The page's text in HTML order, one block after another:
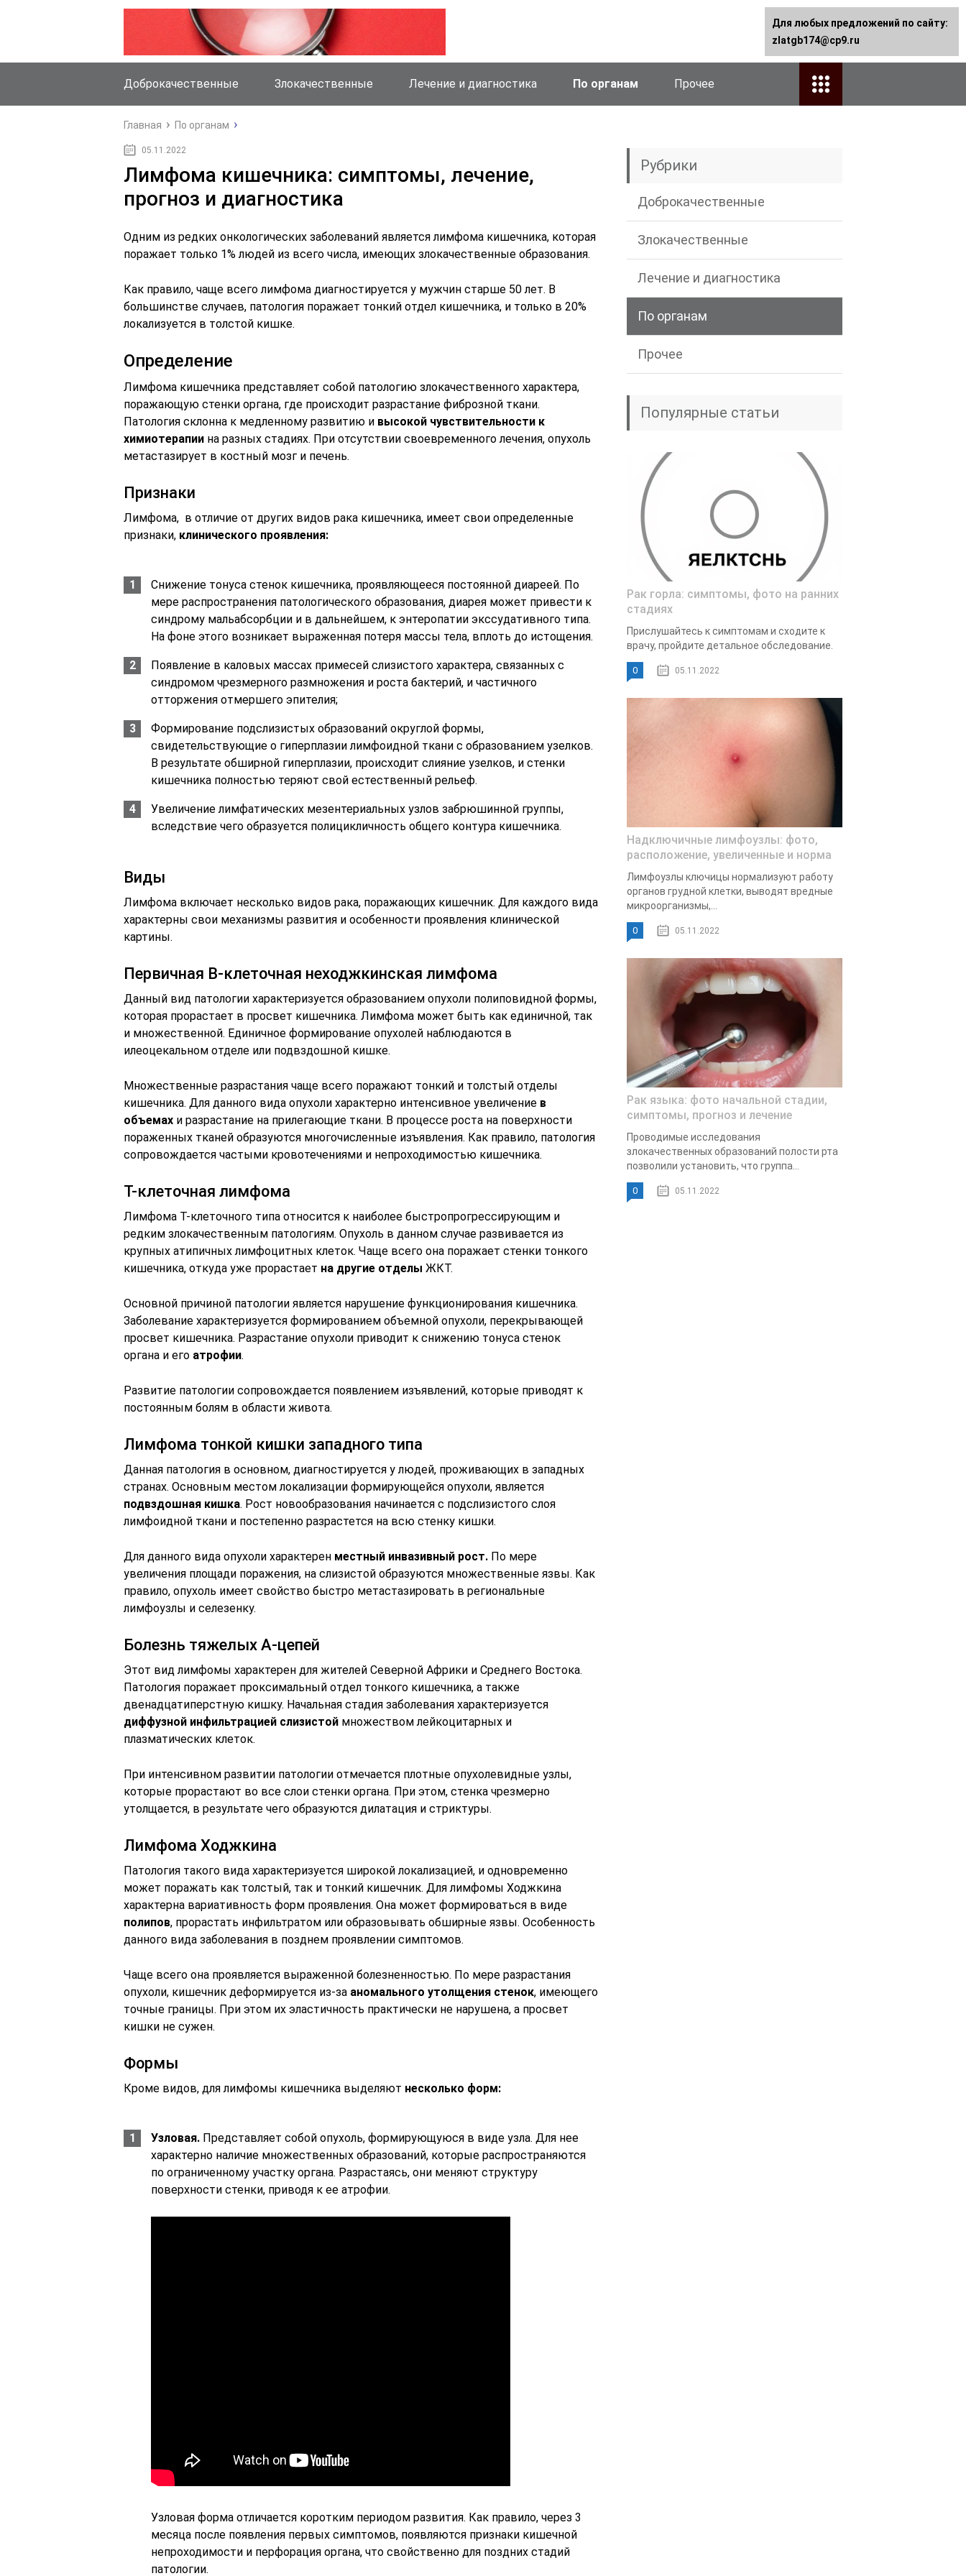
Доброкачественные Злокачественные Лечение и диагностика По органам Прочее
Главная По органам
05.11.2022
Лимфома кишечника: симптомы, лечение,
прогноз и диагностика
Одним из редких онкологических заболеваний является лимфома кишечника, которая
поражает только 1% людей из всего числа, имеющих злокачественные образования.
Как правило, чаще всего лимфома диагностируется у мужчин старше 50 лет. В
большинстве случаев, патология поражает тонкий отдел кишечника, и только в 20%
локализуется в толстой кишке.
Определение
Лимфома кишечника представляет собой патологию злокачественного характера,
поражающую стенки органа, где происходит разрастание фиброзной ткани.
Патология склонна к медленному развитию и высокой чувствительности к
химиотерапии на разных стадиях. При отсутствии своевременного лечения, опухоль
метастазирует в костный мозг и печень.
Признаки
Лимфома, в отличие от других видов рака кишечника, имеет свои определенные
признаки, клинического проявления:
Снижение тонуса стенок кишечника, проявляющееся постоянной диареей. По
мере распространения патологического образования, диарея может привести к
синдрому мальабсорбции и в дальнейшем, к энтеропатии экссудативного типа.
На фоне этого возникает выраженная потеря массы тела, вплоть до истощения.
Появление в каловых массах примесей слизистого характера, связанных с
синдромом чрезмерного размножения и роста бактерий, и частичного
отторжения отмершего эпителия;
Формирование подслизистых образований округлой формы,
свидетельствующие о гиперплазии лимфоидной ткани с образованием узелков.
В результате обширной гиперплазии, происходит слияние узелков, и стенки
кишечника полностью теряют свой естественный рельеф.
Увеличение лимфатических мезентериальных узлов забрюшинной группы,
вследствие чего образуется полицикличность общего контура кишечника.
Виды
Лимфома включает несколько видов рака, поражающих кишечник. Для каждого вида
характерны свои механизмы развития и особенности проявления клинической
картины.
Первичная В-клеточная неходжкинская лимфома
Данный вид патологии характеризуется образованием опухоли полиповидной формы,
которая прорастает в просвет кишечника. Лимфома может быть как единичной, так
и множественной. Единичное формирование опухолей наблюдаются в
илеоцекальном отделе или подвздошной кишке.
Множественные разрастания чаще всего поражают тонкий и толстый отделы
кишечника. Для данного вида опухоли характерно интенсивное увеличение в
объемах и разрастание на прилегающие ткани. В процессе роста на поверхности
пораженных тканей образуются многочисленные изъявления. Как правило, патология
сопровождается частыми кровотечениями и непроходимостью кишечника.
Т-клеточная лимфома
Лимфома Т-клеточного типа относится к наиболее быстропрогрессирующим и
редким злокачественным патологиям. Опухоль в данном случае развивается из
крупных атипичных лимфоцитных клеток. Чаще всего она поражает стенки тонкого
кишечника, откуда уже прорастает на другие отделы ЖКТ.
Основной причиной патологии является нарушение функционирования кишечника.
Заболевание характеризуется формированием объемной опухоли, перекрывающей
просвет кишечника. Разрастание опухоли приводит к снижению тонуса стенок
органа и его атрофии.
Развитие патологии сопровождается появлением изъявлений, которые приводят к
постоянным болям в области живота.
Лимфома тонкой кишки западного типа
Данная патология в основном, диагностируется у людей, проживающих в западных
странах. Основным местом локализации формирующейся опухоли, является
подвздошная кишка. Рост новообразования начинается с подслизистого слоя
лимфоидной ткани и постепенно разрастется на всю стенку кишки.
Для данного вида опухоли характерен местный инвазивный рост. По мере
увеличения площади поражения, на слизистой образуются множественные язвы. Как
правило, опухоль имеет свойство быстро метастазировать в региональные
лимфоузлы и селезенку.
Болезнь тяжелых А-цепей
Этот вид лимфомы характерен для жителей Северной Африки и Среднего Востока.
Патология поражает проксимальный отдел тонкого кишечника, а также
двенадцатиперстную кишку. Начальная стадия заболевания характеризуется
диффузной инфильтрацией слизистой множеством лейкоцитарных и
плазматических клеток.
При интенсивном развитии патологии отмечается плотные опухолевидные узлы,
которые прорастают во все слои стенки органа. При этом, стенка чрезмерно
утолщается, в результате чего образуются дилатация и стриктуры.
Лимфома Ходжкина
Патология такого вида характеризуется широкой локализацией, и одновременно
может поражать как толстый, так и тонкий кишечник. Для лимфомы Ходжкина
характерна вариативность форм проявления. Она может формироваться в виде
полипов, прорастать инфильтратом или образовывать обширные язвы. Особенность
данного вида заболевания в позднем проявлении симптомов.
Чаще всего она проявляется выраженной болезненностью. По мере разрастания
опухоли, кишечник деформируется из-за аномального утолщения стенок, имеющего
точные границы. При этом их эластичность практически не нарушена, а просвет
кишки не сужен.
Формы
Кроме видов, для лимфомы кишечника выделяют несколько форм:
Узловая. Представляет собой опухоль, формирующуюся в виде узла. Для нее
характерно наличие множественных образований, которые распространяются
по ограниченному участку органа. Разрастаясь, они меняют структуру
поверхности стенки, приводя к ее атрофии.
Узловая форма отличается коротким периодом развития. Как правило, через 3
месяца после появления первых симптомов, появляются признаки кишечной
непроходимости и перфорация органа, что свойственно для поздних стадий
патологии.
Рубрики
Доброкачественные
Злокачественные
Лечение и диагностика
По органам
Прочее
Популярные статьи
Рак горла: симптомы, фото на ранних
стадиях
Прислушайтесь к симптомам и сходите к
врачу, пройдите детальное обследование.
0 05.11.2022
Надключичные лимфоузлы: фото,
расположение, увеличенные и норма
Лимфоузлы ключицы нормализуют работу
органов грудной клетки, выводят вредные
микроорганизмы,...
0 05.11.2022
Рак языка: фото начальной стадии,
симптомы, прогноз и лечение
Проводимые исследования
злокачественных образований полости рта
позволили установить, что группа...
0 05.11.2022
Для любых предложений по сайту:
zlatgb174@cp9.ru